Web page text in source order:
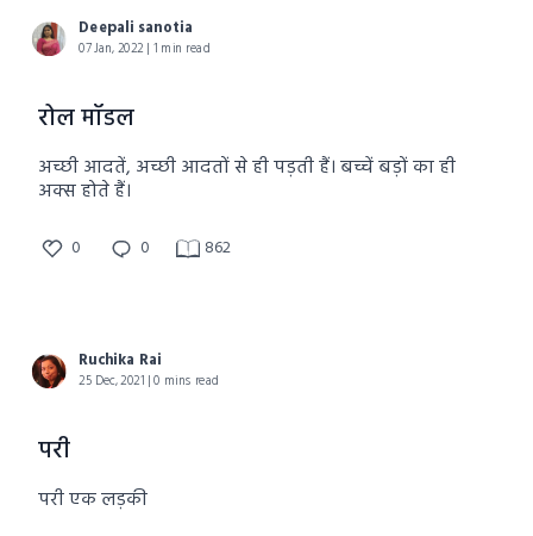
Deepali sanotia
07 Jan, 2022 | 1 min read
रोल मॉडल
अच्छी आदतें, अच्छी आदतों से ही पड़ती हैं। बच्चें बड़ों का ही
अक्स होते हैं।
0 0 862
Ruchika Rai
25 Dec, 2021 | 0 mins read
परी
परी एक लड़की